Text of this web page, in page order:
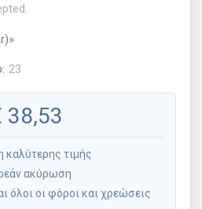
»
: 23
38,53
καλύτερης τιμής
ακύρωση
όλοι οι φόροι και χρεώσεις